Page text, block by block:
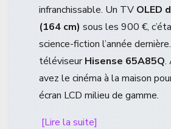
infranchissable. Un TV OLED
(164 cm) sous les 900 €,
science-fiction l’année
téléviseurHisense 65A85Q.
avez le cinéma à la maison
écran LCD milieu de gamme.
[Lire la suite]